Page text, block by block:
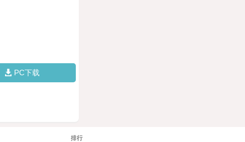
PC下载
排行